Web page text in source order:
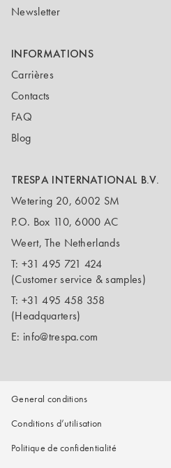
Newsletter
INFORMATIONS
Carrières
Contacts
FAQ
Blog
TRESPA INTERNATIONAL B.V.
Wetering 20, 6002 SM
P.O. Box 110, 6000 AC
Weert, The Netherlands
T: +31 495 721 424
(Customer service & samples)
T: +31 495 458 358
(Headquarters)
E: info@trespa.com
General conditions
Conditions d’utilisation
Politique de confidentialité